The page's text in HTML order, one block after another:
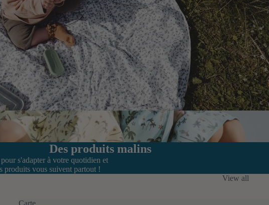
Des produits malins
s'adapter à votre quotidien et
produits vous suivent partout !
View all
Carte